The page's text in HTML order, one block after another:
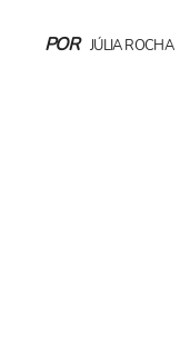
POR JÚLIA ROCHA